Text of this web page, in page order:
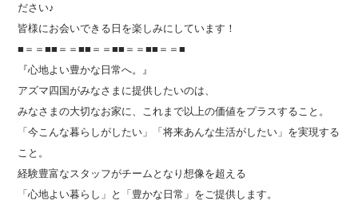
ださい♪
皆様にお会いできる日を楽しみにしています！
■＝＝■■＝＝■■＝＝■■＝＝■■＝＝■
『心地よい豊かな日常へ。』
アズマ四国がみなさまに提供したいのは、
みなさまの大切なお家に、これまで以上の価値をプラスすること。
「今こんな暮らしがしたい」「将来あんな生活がしたい」を実現する
こと。
経験豊富なスタッフがチームとなり想像を超える
「心地よい暮らし」と「豊かな日常」をご提供します。